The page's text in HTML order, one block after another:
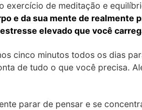
exercício de meditação e
e da sua mente de realmente
elevado que você
cinco minutos todos os dias
de tudo o que você precisa.
parar de pensar e se